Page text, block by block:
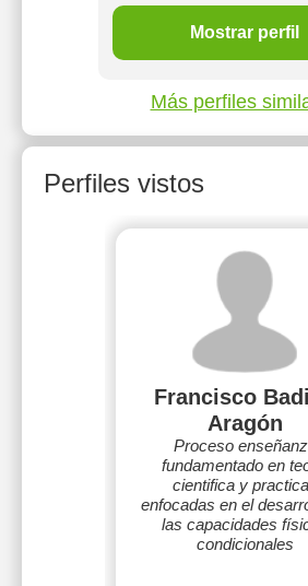
Mostrar perfil
Más perfiles
Perfiles vistos
Francisco
Aragón
Proceso
fundamentado en
cientifica y
enfocadas en el desarrollo de
las capacidades
condicionales